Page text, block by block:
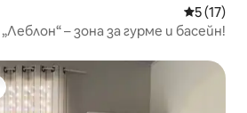
Средна
5 (17)
– зона за гурме и басейн!